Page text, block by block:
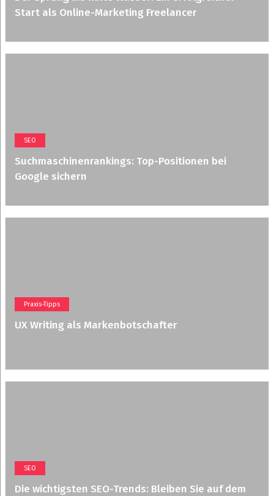
Start als Online-Marketing Freelancer
SEO
Suchmaschinenrankings: Top-Positionen bei
Google sichern
Praxis-Tipps
UX Writing als Markenbotschafter
SEO
Die wichtigsten SEO-Trends: Bleiben Sie auf dem